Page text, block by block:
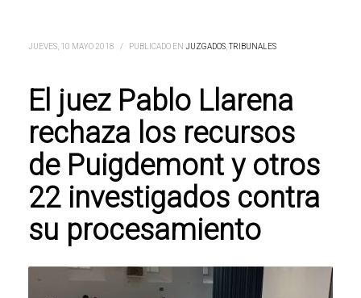
JUEVES, 10 MAYO 2018 / PUBLICADO EN JUZGADOS ,TRIBUNALES
El juez Pablo Llarena
rechaza los recursos
de Puigdemont y otros
22 investigados contra
su procesamiento